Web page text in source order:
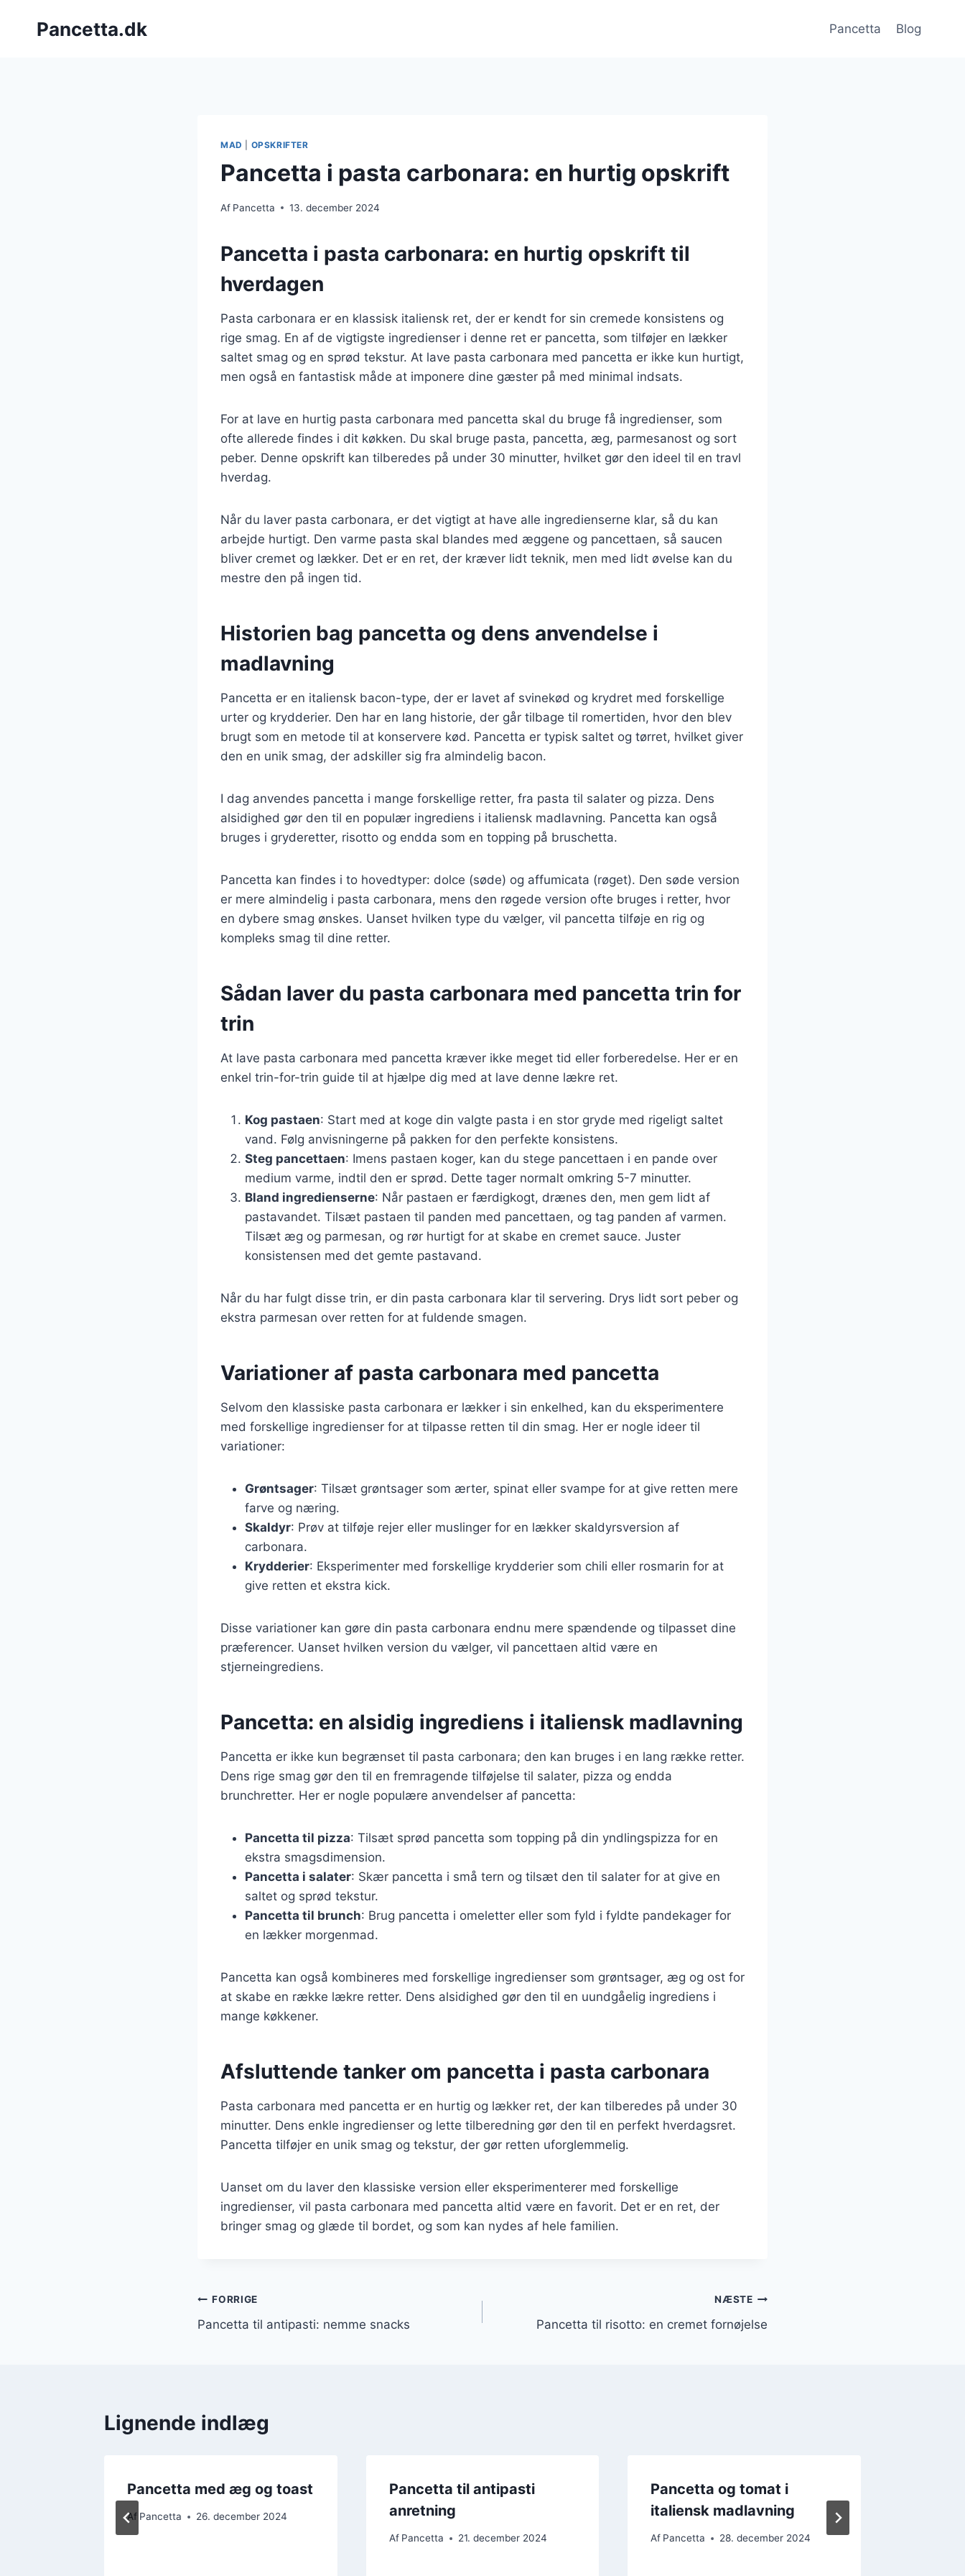
Pancetta.dk Pancetta Blog
MAD OPSKRIFTER
Pancetta i pasta carbonara: en hurtig opskrift
Af Pancetta 13. december 2024
Pancetta i pasta carbonara: en hurtig opskrift til
hverdagen
Pasta carbonara er en klassisk italiensk ret, der er kendt for sin cremede konsistens og
rige smag. En af de vigtigste ingredienser i denne ret er pancetta, som tilføjer en lækker
saltet smag og en sprød tekstur. At lave pasta carbonara med pancetta er ikke kun hurtigt,
men også en fantastisk måde at imponere dine gæster på med minimal indsats.
For at lave en hurtig pasta carbonara med pancetta skal du bruge få ingredienser, som
ofte allerede findes i dit køkken. Du skal bruge pasta, pancetta, æg, parmesanost og sort
peber. Denne opskrift kan tilberedes på under 30 minutter, hvilket gør den ideel til en travl
hverdag.
Når du laver pasta carbonara, er det vigtigt at have alle ingredienserne klar, så du kan
arbejde hurtigt. Den varme pasta skal blandes med æggene og pancettaen, så saucen
bliver cremet og lækker. Det er en ret, der kræver lidt teknik, men med lidt øvelse kan du
mestre den på ingen tid.
Historien bag pancetta og dens anvendelse i
madlavning
Pancetta er en italiensk bacon-type, der er lavet af svinekød og krydret med forskellige
urter og krydderier. Den har en lang historie, der går tilbage til romertiden, hvor den blev
brugt som en metode til at konservere kød. Pancetta er typisk saltet og tørret, hvilket giver
den en unik smag, der adskiller sig fra almindelig bacon.
I dag anvendes pancetta i mange forskellige retter, fra pasta til salater og pizza. Dens
alsidighed gør den til en populær ingrediens i italiensk madlavning. Pancetta kan også
bruges i gryderetter, risotto og endda som en topping på bruschetta.
Pancetta kan findes i to hovedtyper: dolce (søde) og affumicata (røget). Den søde version
er mere almindelig i pasta carbonara, mens den røgede version ofte bruges i retter, hvor
en dybere smag ønskes. Uanset hvilken type du vælger, vil pancetta tilføje en rig og
kompleks smag til dine retter.
Sådan laver du pasta carbonara med pancetta trin for
trin
At lave pasta carbonara med pancetta kræver ikke meget tid eller forberedelse. Her er en
enkel trin-for-trin guide til at hjælpe dig med at lave denne lækre ret.
Kog pastaen: Start med at koge din valgte pasta i en stor gryde med rigeligt saltet
vand. Følg anvisningerne på pakken for den perfekte konsistens.
Steg pancettaen: Imens pastaen koger, kan du stege pancettaen i en pande over
medium varme, indtil den er sprød. Dette tager normalt omkring 5-7 minutter.
Bland ingredienserne: Når pastaen er færdigkogt, drænes den, men gem lidt af
pastavandet. Tilsæt pastaen til panden med pancettaen, og tag panden af varmen.
Tilsæt æg og parmesan, og rør hurtigt for at skabe en cremet sauce. Juster
konsistensen med det gemte pastavand.
Når du har fulgt disse trin, er din pasta carbonara klar til servering. Drys lidt sort peber og
ekstra parmesan over retten for at fuldende smagen.
Variationer af pasta carbonara med pancetta
Selvom den klassiske pasta carbonara er lækker i sin enkelhed, kan du eksperimentere
med forskellige ingredienser for at tilpasse retten til din smag. Her er nogle ideer til
variationer:
Grøntsager: Tilsæt grøntsager som ærter, spinat eller svampe for at give retten mere
farve og næring.
Skaldyr: Prøv at tilføje rejer eller muslinger for en lækker skaldyrsversion af
carbonara.
Krydderier: Eksperimenter med forskellige krydderier som chili eller rosmarin for at
give retten et ekstra kick.
Disse variationer kan gøre din pasta carbonara endnu mere spændende og tilpasset dine
præferencer. Uanset hvilken version du vælger, vil pancettaen altid være en
stjerneingrediens.
Pancetta: en alsidig ingrediens i italiensk madlavning
Pancetta er ikke kun begrænset til pasta carbonara; den kan bruges i en lang række retter.
Dens rige smag gør den til en fremragende tilføjelse til salater, pizza og endda
brunchretter. Her er nogle populære anvendelser af pancetta:
Pancetta til pizza: Tilsæt sprød pancetta som topping på din yndlingspizza for en
ekstra smagsdimension.
Pancetta i salater: Skær pancetta i små tern og tilsæt den til salater for at give en
saltet og sprød tekstur.
Pancetta til brunch: Brug pancetta i omeletter eller som fyld i fyldte pandekager for
en lækker morgenmad.
Pancetta kan også kombineres med forskellige ingredienser som grøntsager, æg og ost for
at skabe en række lækre retter. Dens alsidighed gør den til en uundgåelig ingrediens i
mange køkkener.
Afsluttende tanker om pancetta i pasta carbonara
Pasta carbonara med pancetta er en hurtig og lækker ret, der kan tilberedes på under 30
minutter. Dens enkle ingredienser og lette tilberedning gør den til en perfekt hverdagsret.
Pancetta tilføjer en unik smag og tekstur, der gør retten uforglemmelig.
Uanset om du laver den klassiske version eller eksperimenterer med forskellige
ingredienser, vil pasta carbonara med pancetta altid være en favorit. Det er en ret, der
bringer smag og glæde til bordet, og som kan nydes af hele familien.
Indlægsnavigation
FORRIGE
Pancetta til antipasti: nemme snacks
NÆSTE
Pancetta til risotto: en cremet fornøjelse
Lignende indlæg
Pancetta med æg og toast
Af Pancetta 26. december 2024
Pancetta til antipasti
anretning
Af Pancetta 21. december 2024
Pancetta og tomat i
italiensk madlavning
Af Pancetta 28. december 2024